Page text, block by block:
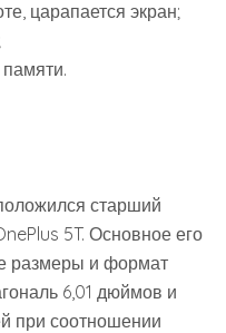
царапается экран;
старший
5T. Основное его
размеры и формат
6,01 дюймов и
при соотношении